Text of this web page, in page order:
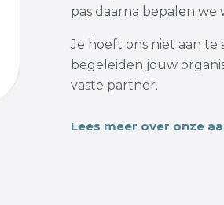
pas daarna bepalen
Je hoeft ons niet aan
begeleiden jouw
vaste partner.
Lees meer over onze